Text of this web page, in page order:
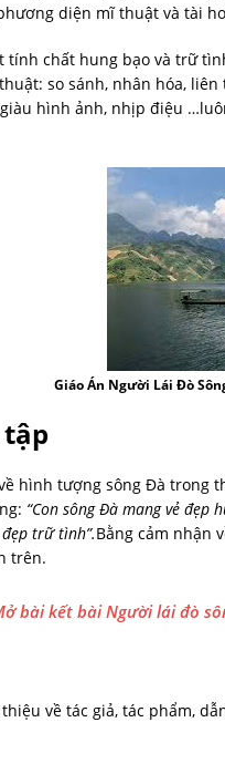
diện mĩ thuật và tài
tính chất hung bạo và trữ
so sánh, nhân hóa,
hình ảnh, nhịp điệu
Giáo Án Người Lái Đò
hình tượng sông Đà trong
“Con sông Đà mang vẻ đẹp
trữ tình”.Bằng cảm nhận
trên.
bài kết bài Người lái đò
về tác giả, tác phẩm,